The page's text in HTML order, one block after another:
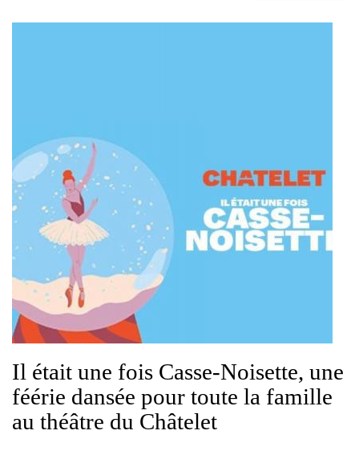
Il était une fois Casse-Noisette, une
féérie dansée pour toute la famille
au théâtre du Châtelet